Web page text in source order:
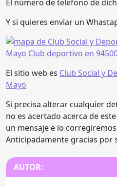
El número de telefono de
Y si quieres enviar un
El sitio web es Club Social y
Mayo
Si precisa alterar cualquier
no es acertado acerca de
un mensaje e lo
Anticipadamente gracias por
AUTOR: